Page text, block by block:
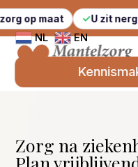
U zit nergens aan
NL EN
Zorg na